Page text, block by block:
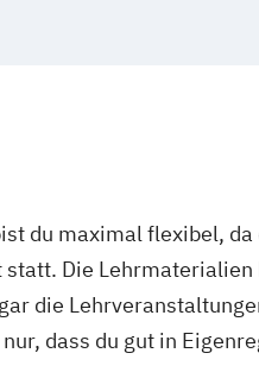
du maximal flexibel,
statt. Die
die
dass du gut in